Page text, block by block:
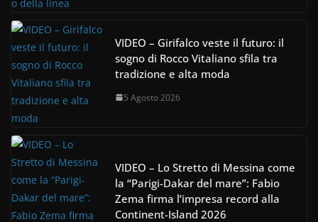
VIDEO – Girifalco veste il futuro: il
sogno di Rocco Vitaliano sfila tra
tradizione e alta moda
5 Agosto 2026
VIDEO – Lo Stretto di Messina come
la “Parigi-Dakar del mare”: Fabio
Zema firma l’impresa record alla
Continent-Island 2026